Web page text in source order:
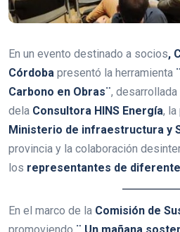
En un evento destinado a socios,
Córdoba presentó la herramienta
Carbono en Obras¨, desarrollada
dela Consultora HINS Energía, la
Ministerio de infraestructura y
provincia y la colaboración
los representantes de
En el marco de la Comisión de